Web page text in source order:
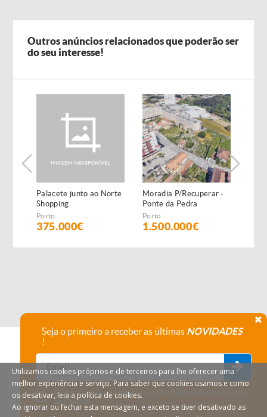
Outros anúncios relacionados que poderão ser
do seu interesse!
Palacete junto ao Norte
Shopping
Porto
375.000€
Moradia P/Recuperar -
Ponte da Pedra
Porto
1.500.000€
Seja o primeiro a receber as últimas NOVIDADES
!
Declaro que compreendi e aceito a Política de privacidade
do HáTudo.
Utilizamos cookies próprios e de terceiros para lhe oferecer uma
melhor experiência e serviço. Para saber que cookies usamos e como
os desativar, leia a política de cookies.
Ao ignorar ou fechar esta mensagem, e exceto se tiver desativado as